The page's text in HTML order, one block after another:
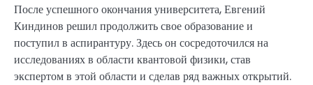
После успешного окончания университета, Евгений
Киндинов решил продолжить свое образование и
поступил в аспирантуру. Здесь он сосредоточился на
исследованиях в области квантовой физики, став
экспертом в этой области и сделав ряд важных открытий.